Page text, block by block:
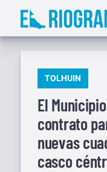
Saltar
PUBLICADO
TOLHUIN
El
contrato
nuevas
casco